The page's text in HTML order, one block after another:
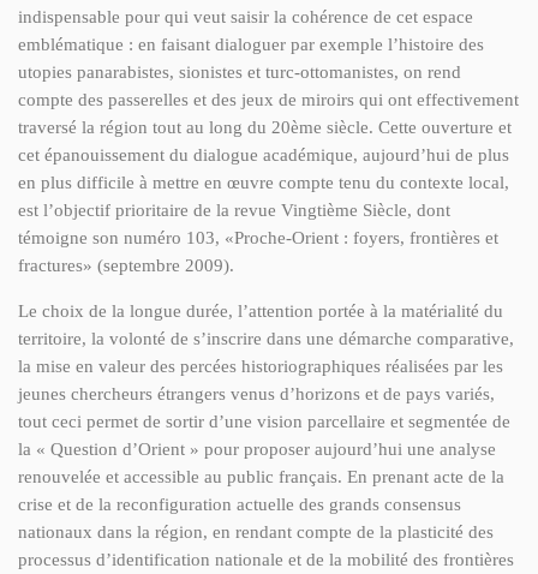
indispensable pour qui veut saisir la cohérence de cet espace
emblématique : en faisant dialoguer par exemple l’histoire des
utopies panarabistes, sionistes et turc-ottomanistes, on rend
compte des passerelles et des jeux de miroirs qui ont effectivement
traversé la région tout au long du 20ème siècle. Cette ouverture et
cet épanouissement du dialogue académique, aujourd’hui de plus
en plus difficile à mettre en œuvre compte tenu du contexte local,
est l’objectif prioritaire de la revue Vingtième Siècle, dont
témoigne son numéro 103, «Proche-Orient : foyers, frontières et
fractures» (septembre 2009).
Le choix de la longue durée, l’attention portée à la matérialité du
territoire, la volonté de s’inscrire dans une démarche comparative,
la mise en valeur des percées historiographiques réalisées par les
jeunes chercheurs étrangers venus d’horizons et de pays variés,
tout ceci permet de sortir d’une vision parcellaire et segmentée de
la « Question d’Orient » pour proposer aujourd’hui une analyse
renouvelée et accessible au public français. En prenant acte de la
crise et de la reconfiguration actuelle des grands consensus
nationaux dans la région, en rendant compte de la plasticité des
processus d’identification nationale et de la mobilité des frontières